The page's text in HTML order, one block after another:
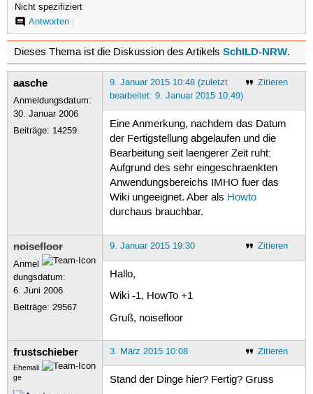
Nicht spezifiziert
Antworten|
Dieses Thema ist die Diskussion des Artikels SchILD-NRW.
aasche
Anmeldungsdatum:
30. Januar 2006
Beiträge: 14259
Zitieren
9. Januar 2015 10:48 (zuletzt
bearbeitet: 9. Januar 2015 10:49)
Eine Anmerkung, nachdem das Datum
der Fertigstellung abgelaufen und die
Bearbeitung seit laengerer Zeit ruht:
Aufgrund des sehr eingeschraenkten
Anwendungsbereichs IMHO fuer das
Wiki ungeeignet. Aber als Howto
durchaus brauchbar.
noisefloor
Anmel
dungsdatum:
6. Juni 2006
Beiträge:29567
Zitieren
9. Januar 2015 19:30
Hallo,
Wiki -1, HowTo +1
Gruß, noisefloor
frustschieber
Ehemali
ge
Zitieren
3. März 2015 10:08
Stand der Dinge hier? Fertig? Gruss